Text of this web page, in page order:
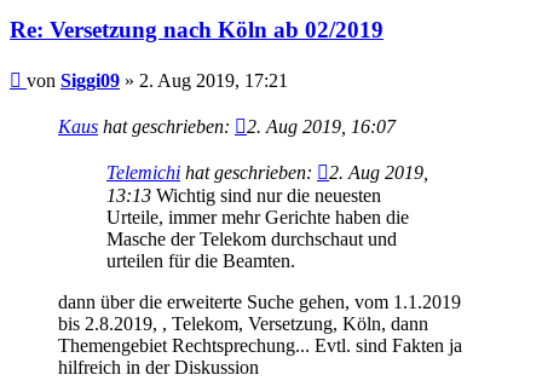
Re: Versetzung nach Köln ab 02/2019
Beitrag
von Siggi09 » 2. Aug 2019, 17:21
Kaus hat geschrieben: 2. Aug 2019, 16:07
Telemichi hat geschrieben:
2. Aug 2019,
13:13 Wichtig sind nur die neuesten
Urteile, immer mehr Gerichte haben die
Masche der Telekom durchschaut und
urteilen für die Beamten.
dann über die erweiterte Suche gehen, vom 1.1.2019
bis 2.8.2019, , Telekom, Versetzung, Köln, dann
Themengebiet Rechtsprechung... Evtl. sind Fakten ja
hilfreich in der Diskussion